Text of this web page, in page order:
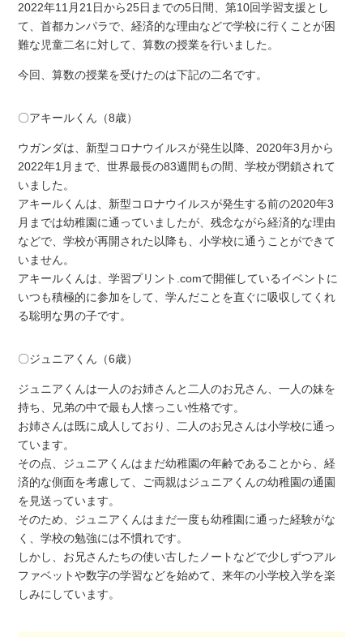
2022年11月21日から25日までの5日間、第10回学習支援とし
て、首都カンパラで、経済的な理由などで学校に行くことが困
難な児童二名に対して、算数の授業を行いました。
今回、算数の授業を受けたのは下記の二名です。
〇アキールくん（8歳）
ウガンダは、新型コロナウイルスが発生以降、2020年3月から
2022年1月まで、世界最長の83週間もの間、学校が閉鎖されて
いました。
アキールくんは、新型コロナウイルスが発生する前の2020年3
月までは幼稚園に通っていましたが、残念ながら経済的な理由
などで、学校が再開された以降も、小学校に通うことができて
いません。
アキールくんは、学習プリント.comで開催しているイベントに
いつも積極的に参加をして、学んだことを直ぐに吸収してくれ
る聡明な男の子です。
〇ジュニアくん（6歳）
ジュニアくんは一人のお姉さんと二人のお兄さん、一人の妹を
持ち、兄弟の中で最も人懐っこい性格です。
お姉さんは既に成人しており、二人のお兄さんは小学校に通っ
ています。
その点、ジュニアくんはまだ幼稚園の年齢であることから、経
済的な側面を考慮して、ご両親はジュニアくんの幼稚園の通園
を見送っています。
そのため、ジュニアくんはまだ一度も幼稚園に通った経験がな
く、学校の勉強には不慣れです。
しかし、お兄さんたちの使い古したノートなどで少しずつアル
ファベットや数字の学習などを始めて、来年の小学校入学を楽
しみにしています。